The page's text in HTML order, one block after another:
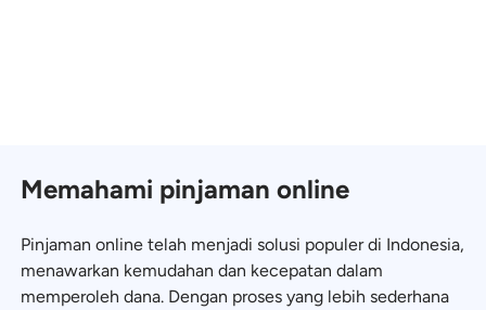
Memahami pinjaman online
Pinjaman online telah menjadi solusi populer di Indonesia,
menawarkan kemudahan dan kecepatan dalam
memperoleh dana. Dengan proses yang lebih sederhana